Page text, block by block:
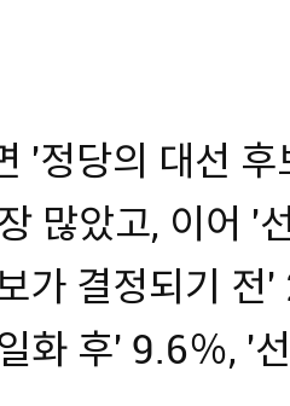
'정당의 대선
많았고, 이어 '
가 결정되기
화 후' 9.6％, '